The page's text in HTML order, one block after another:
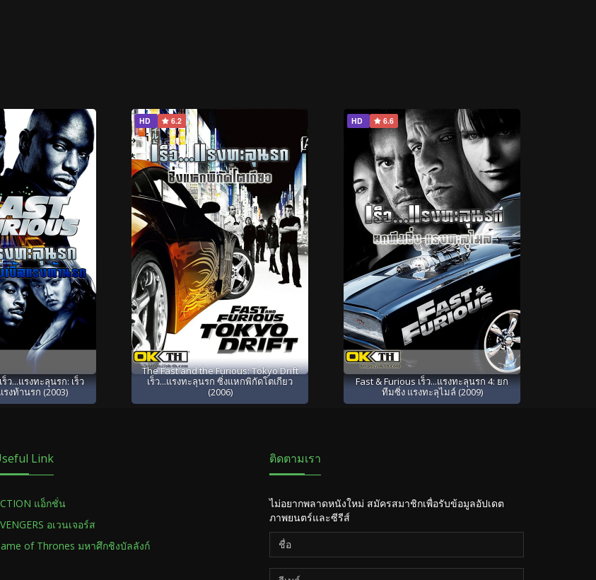
ว...แรงทะลุนรก: เร็ว
งท้านรก (2003)
HD 6.2
The Fast and the Furious: Tokyo Drift
เร็ว...แรงทะลุนรก ซิ่งแหกพิกัดโตเกียว
(2006)
HD 6.6
Fast & Furious เร็ว...แรงทะลุนรก 4: ยก
ทีมซิ่ง แรงทะลุไมล์ (2009)
Link
แอ็กชั่น
อเวนเจอร์ส
of Thrones มหาศึกชิงบัลลังก์
ติดตามเรา
ไม่อยากพลาดหนังใหม่ สมัครสมาชิกเพื่อรับข้อมูลอัปเดต
ภาพยนตร์และซีรีส์